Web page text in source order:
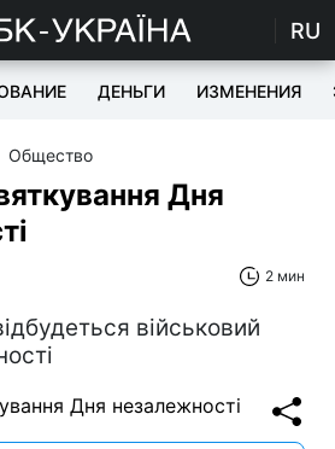
RU
ДЕНЬГИ ИЗМЕНЕНИЯ
Общество
Дня
2 мин
військовий